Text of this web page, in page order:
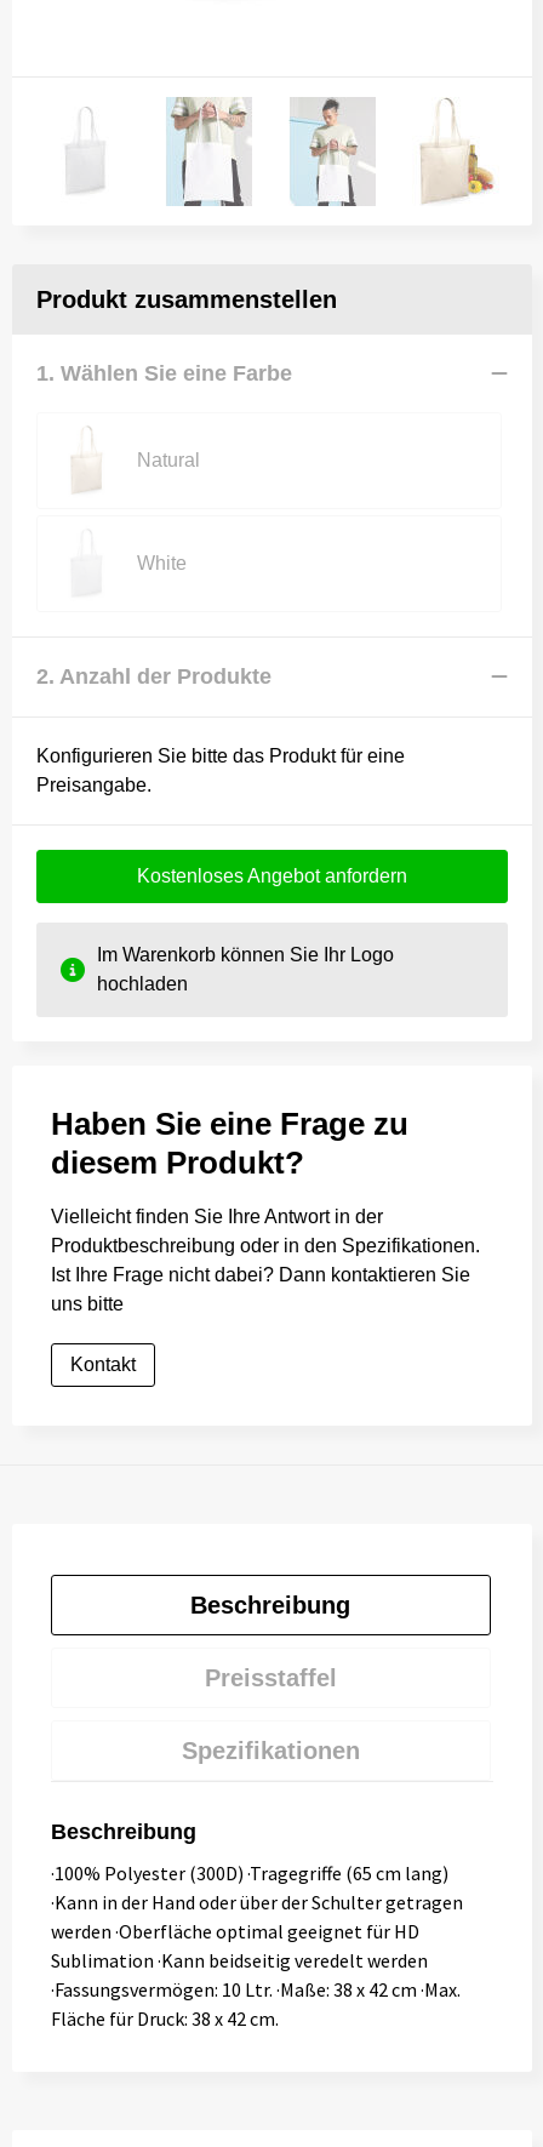
Produkt zusammenstellen
1. Wählen Sie eine Farbe
Natural
White
2. Anzahl der Produkte
Konfigurieren Sie bitte das Produkt für eine
Preisangabe.
Kostenloses Angebot anfordern
Im Warenkorb können Sie Ihr Logo
hochladen
Haben Sie eine Frage zu
diesem Produkt?
Vielleicht finden Sie Ihre Antwort in der
Produktbeschreibung oder in den Spezifikationen.
Ist Ihre Frage nicht dabei? Dann kontaktieren Sie
uns bitte
Kontakt
Beschreibung
Preisstaffel
Spezifikationen
Beschreibung
·100% Polyester (300D) ·Tragegriffe (65 cm lang)
·Kann in der Hand oder über der Schulter getragen
werden ·Oberfläche optimal geeignet für HD
Sublimation ·Kann beidseitig veredelt werden
·Fassungsvermögen: 10 Ltr. ·Maße: 38 x 42 cm ·Max.
Fläche für Druck: 38 x 42 cm.